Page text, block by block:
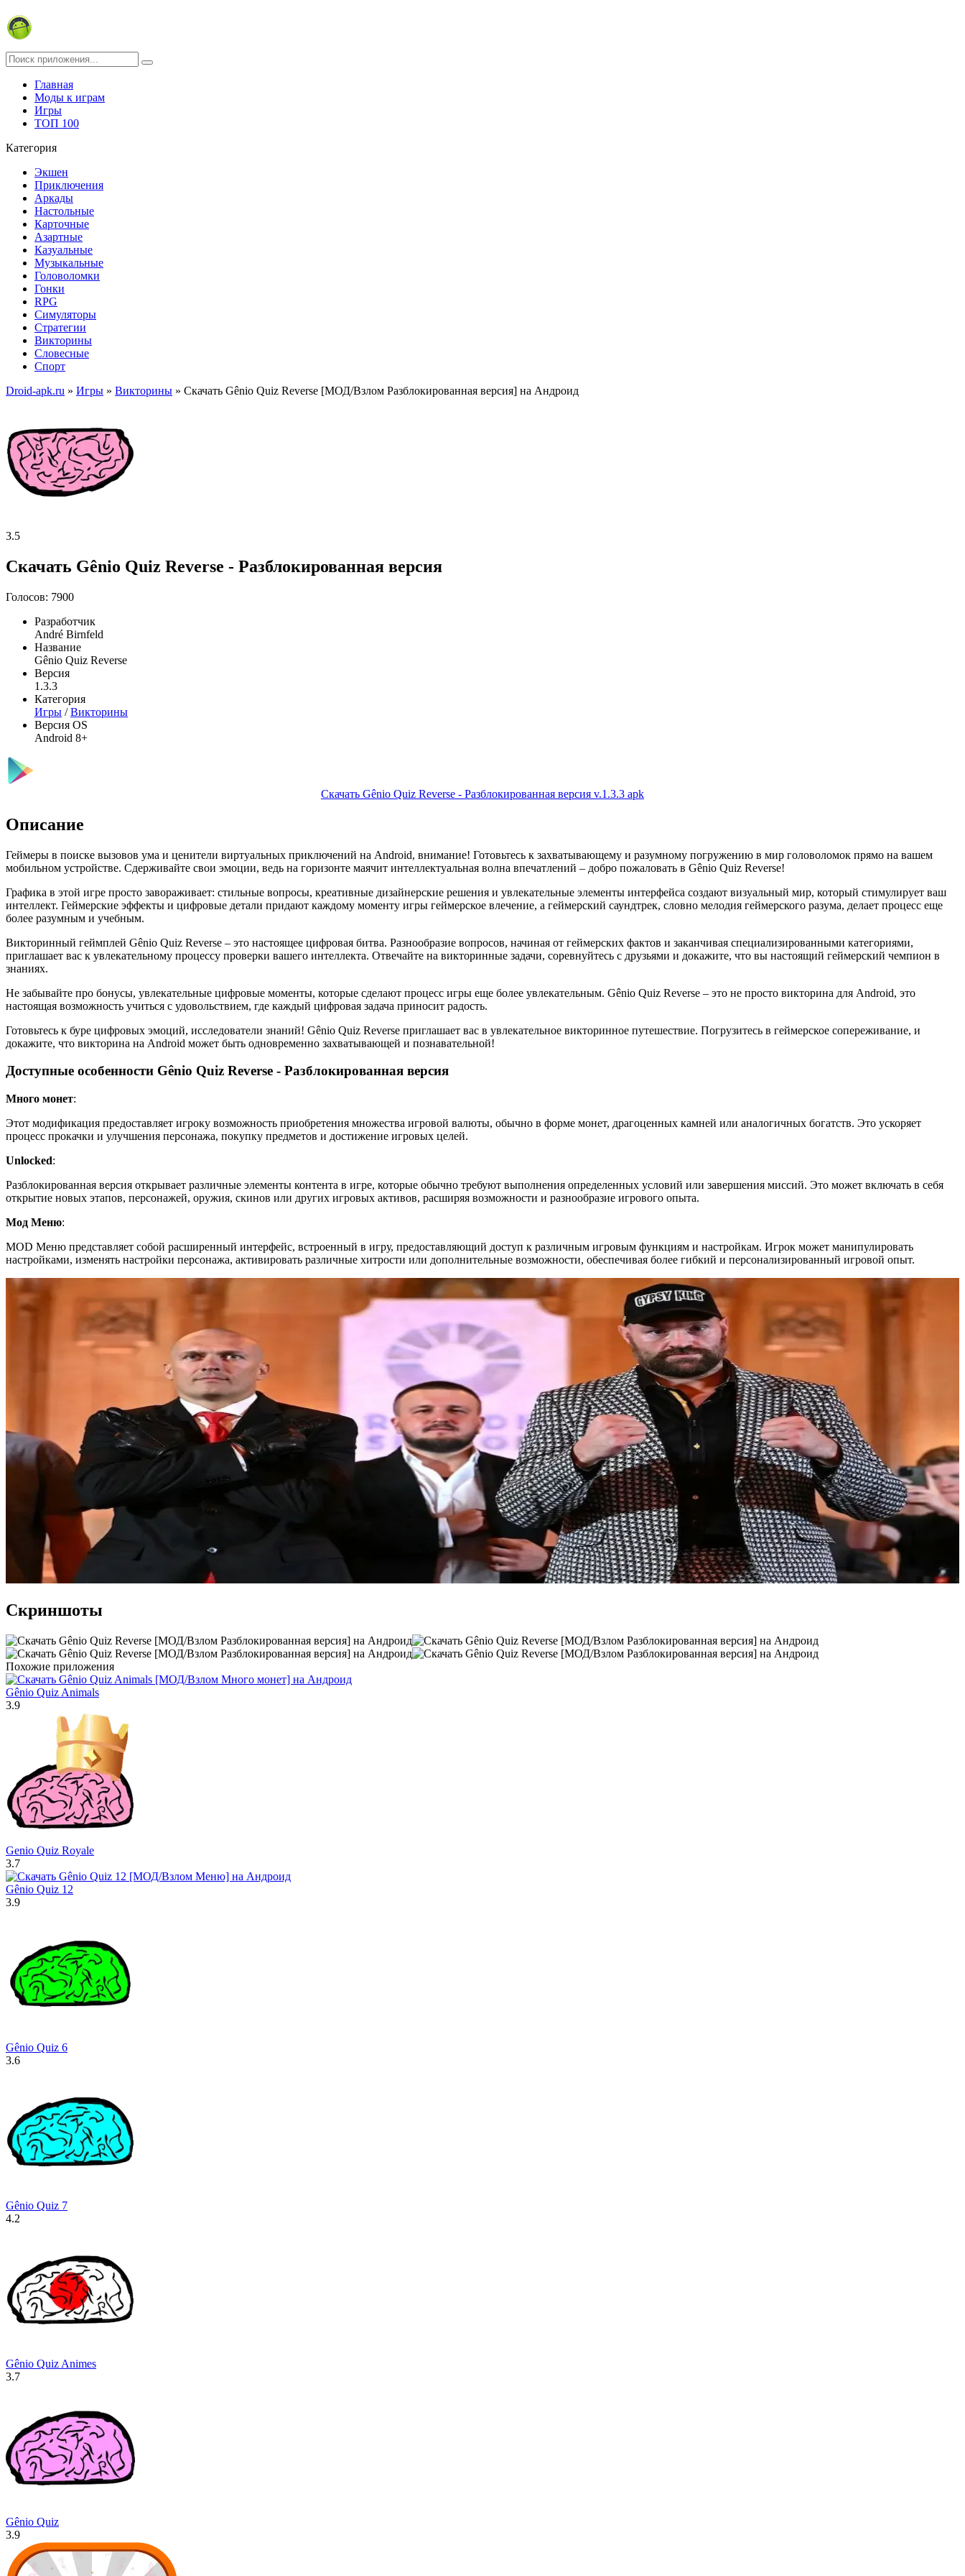
Главная
Моды к играм
Игры
ТОП 100
Категория
Экшен
Приключения
Аркады
Настольные
Карточные
Азартные
Казуальные
Музыкальные
Головоломки
Гонки
RPG
Симуляторы
Стратегии
Викторины
Словесные
Спорт
Droid-apk.ru » Игры » Викторины » Скачать Gênio Quiz Reverse [МОД/Взлом Разблокированная версия] на Андроид
3.5
Скачать Gênio Quiz Reverse - Разблокированная версия
Голосов: 7900
Разработчик
André Birnfeld
Название
Gênio Quiz Reverse
Версия
1.3.3
Категория
Игры /Викторины
Версия OS
Android 8+
Скачать Gênio Quiz Reverse - Разблокированная версия v.1.3.3 apk
Описание
Геймеры в поиске вызовов ума и ценители виртуальных приключений на Android, внимание! Готовьтесь к захватывающему и разумному погружению в мир головоломок прямо на вашем
мобильном устройстве. Сдерживайте свои эмоции, ведь на горизонте маячит интеллектуальная волна впечатлений – добро пожаловать в Gênio Quiz Reverse!
Графика в этой игре просто завораживает: стильные вопросы, креативные дизайнерские решения и увлекательные элементы интерфейса создают визуальный мир, который стимулирует ваш
интеллект. Геймерские эффекты и цифровые детали придают каждому моменту игры геймерское влечение, а геймерский саундтрек, словно мелодия геймерского разума, делает процесс еще
более разумным и учебным.
Викторинный геймплей Gênio Quiz Reverse – это настоящее цифровая битва. Разнообразие вопросов, начиная от геймерских фактов и заканчивая специализированными категориями,
приглашает вас к увлекательному процессу проверки вашего интеллекта. Отвечайте на викторинные задачи, соревнуйтесь с друзьями и докажите, что вы настоящий геймерский чемпион в
знаниях.
Не забывайте про бонусы, увлекательные цифровые моменты, которые сделают процесс игры еще более увлекательным. Gênio Quiz Reverse – это не просто викторина для Android, это
настоящая возможность учиться с удовольствием, где каждый цифровая задача приносит радость.
Готовьтесь к буре цифровых эмоций, исследователи знаний! Gênio Quiz Reverse приглашает вас в увлекательное викторинное путешествие. Погрузитесь в геймерское сопереживание, и
докажите, что викторина на Android может быть одновременно захватывающей и познавательной!
Доступные особенности Gênio Quiz Reverse - Разблокированная версия
Много монет:
Этот модификация предоставляет игроку возможность приобретения множества игровой валюты, обычно в форме монет, драгоценных камней или аналогичных богатств. Это ускоряет
процесс прокачки и улучшения персонажа, покупку предметов и достижение игровых целей.
Unlocked:
Разблокированная версия открывает различные элементы контента в игре, которые обычно требуют выполнения определенных условий или завершения миссий. Это может включать в себя
открытие новых этапов, персонажей, оружия, скинов или других игровых активов, расширяя возможности и разнообразие игрового опыта.
Мод Меню:
MOD Меню представляет собой расширенный интерфейс, встроенный в игру, предоставляющий доступ к различным игровым функциям и настройкам. Игрок может манипулировать
настройками, изменять настройки персонажа, активировать различные хитрости или дополнительные возможности, обеспечивая более гибкий и персонализированный игровой опыт.
Скриншоты
Похожие приложения
Gênio Quiz Animals
3.9
Genio Quiz Royale
3.7
Gênio Quiz 12
3.9
Gênio Quiz 6
3.6
Gênio Quiz 7
4.2
Gênio Quiz Animes
3.7
Gênio Quiz
3.9